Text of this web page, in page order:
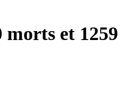
et 1259